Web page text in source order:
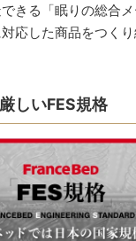
きる「眠りの総合
応した商品をつくり
しいFES規格